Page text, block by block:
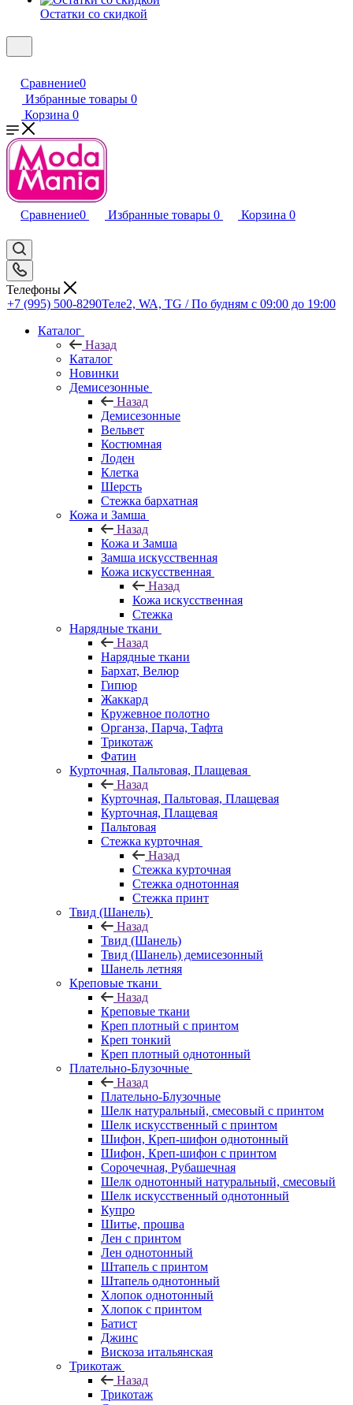
Остатки со скидкой
Сравнение0
Избранные товары 0
Корзина 0
Сравнение0 Избранные товары 0 Корзина 0
Телефоны
+7 (995) 500-8290Теле2, WA, TG / По будням c 09:00 до 19:00
Каталог
Назад
Каталог
Новинки
Демисезонные
Назад
Демисезонные
Вельвет
Костюмная
Лоден
Клетка
Шерсть
Стежка бархатная
Кожа и Замша
Назад
Кожа и Замша
Замша искусственная
Кожа искусственная
Назад
Кожа искусственная
Стежка
Нарядные ткани
Назад
Нарядные ткани
Бархат, Велюр
Гипюр
Жаккард
Кружевное полотно
Органза, Парча, Тафта
Трикотаж
Фатин
Курточная, Пальтовая, Плащевая
Назад
Курточная, Пальтовая, Плащевая
Курточная, Плащевая
Пальтовая
Стежка курточная
Назад
Стежка курточная
Стежка однотонная
Стежка принт
Твид (Шанель)
Назад
Твид (Шанель)
Твид (Шанель) демисезонный
Шанель летняя
Креповые ткани
Назад
Креповые ткани
Креп плотный с принтом
Креп тонкий
Креп плотный однотонный
Плательно-Блузочные
Назад
Плательно-Блузочные
Шелк натуральный, смесовый с принтом
Шелк искусственный с принтом
Шифон, Креп-шифон однотонный
Шифон, Креп-шифон с принтом
Сорочечная, Рубашечная
Шелк однотонный натуральный, смесовый
Шелк искусственный однотонный
Купро
Шитье, прошва
Лен с принтом
Лен однотонный
Штапель с принтом
Штапель однотонный
Хлопок однотонный
Хлопок с принтом
Батист
Джинс
Вискоза итальянская
Трикотаж
Назад
Трикотаж